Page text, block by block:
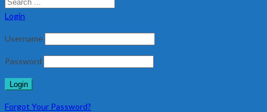
Login
Username
Password
Forgot Your Password?